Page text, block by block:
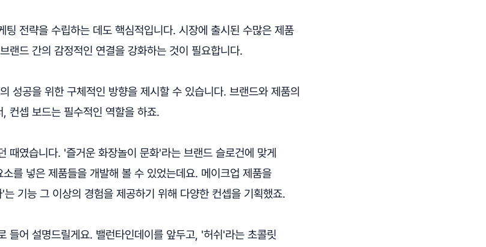
팅 전략을 수립하는 데도 핵심적입니다. 시장에 출시된 수많은 제품
랜드 간의 감정적인 연결을 강화하는 것이 필요합니다.
성공을 위한 구체적인 방향을 제시할 수 있습니다. 브랜드와 제품의
컨셉 보드는 필수적인 역할을 하죠.
때였습니다. '즐거운 화장놀이 문화'라는 브랜드 슬로건에 맞게
를 넣은 제품들을 개발해 볼 수 있었는데요. 메이크업 제품을
기능 그 이상의 경험을 제공하기 위해 다양한 컨셉을 기획했죠.
들어 설명드릴게요. 밸런타인데이를 앞두고, '허쉬'라는 초콜릿